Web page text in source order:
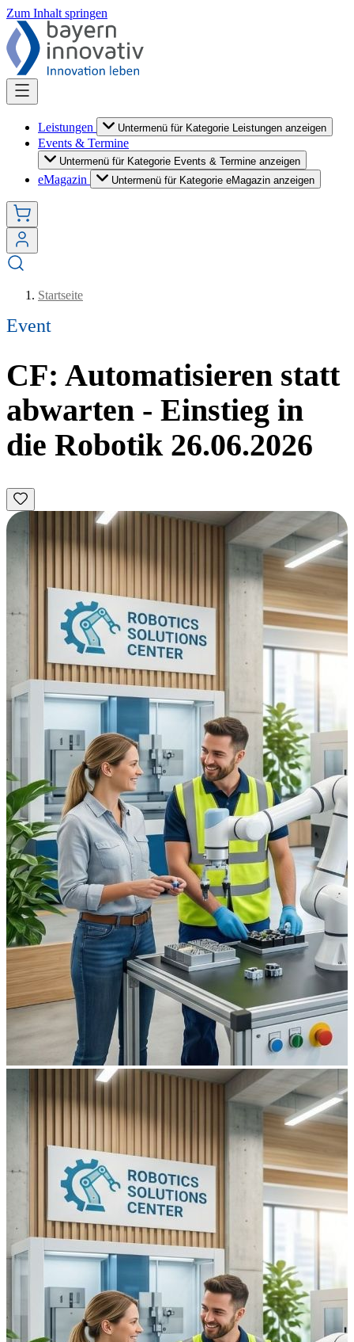
Zum Inhalt springen
Leistungen Untermenü für Kategorie Leistungen anzeigen
Events & Termine
Untermenü für Kategorie Events & Termine anzeigen
eMagazin Untermenü für Kategorie eMagazin anzeigen
Startseite
Event
CF: Automatisieren statt
abwarten - Einstieg in
die Robotik 26.06.2026